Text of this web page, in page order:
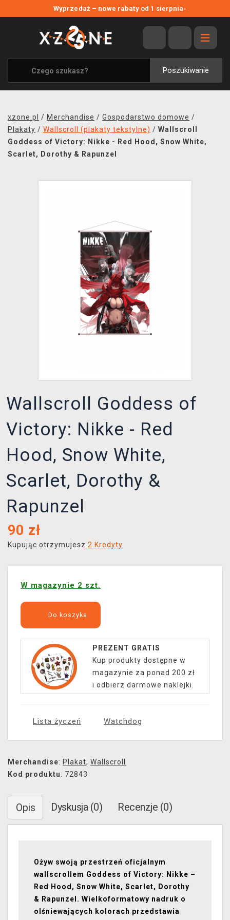
Wyprzedaż – nowe rabaty od 1 sierpnia›
Poszukiwanie
WYPRZEDAŻ
WSZYSTKIE MARKI
XZONE ORIGINALS
UBRANIA I AKCESORIA
SOUNDTRACKI
GRY TOWARZYSKIE
xzone.pl / Merchandise / Gospodarstwo domowe /
Plakaty / Wallscroll (plakaty tekstylne) / Wallscroll
Goddess of Victory: Nikke - Red Hood, Snow White,
Scarlet, Dorothy & Rapunzel
Wallscroll Goddess of
Victory: Nikke - Red
Hood, Snow White,
Scarlet, Dorothy &
Rapunzel
90 zł
Kupując otrzymujesz 2 Kredyty
W magazynie 2 szt.
Do koszyka
PREZENT GRATIS
Kup produkty dostępne w
magazynie za ponad 200 zł
i odbierz darmowe naklejki.
Lista życzeń Watchdog
Merchandise: Plakat, Wallscroll
Kod produktu: 72843
Opis Dyskusja (0) Recenzje (0)
Ożyw swoją przestrzeń oficjalnym
wallscrollem Goddess of Victory: Nikke –
Red Hood, Snow White, Scarlet, Dorothy
& Rapunzel. Wielkoformatowy nadruk o
olśniewających kolorach przedstawia